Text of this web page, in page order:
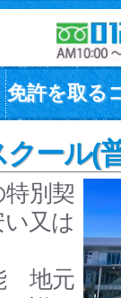
免許を取る
ール(
別契
又は
地元